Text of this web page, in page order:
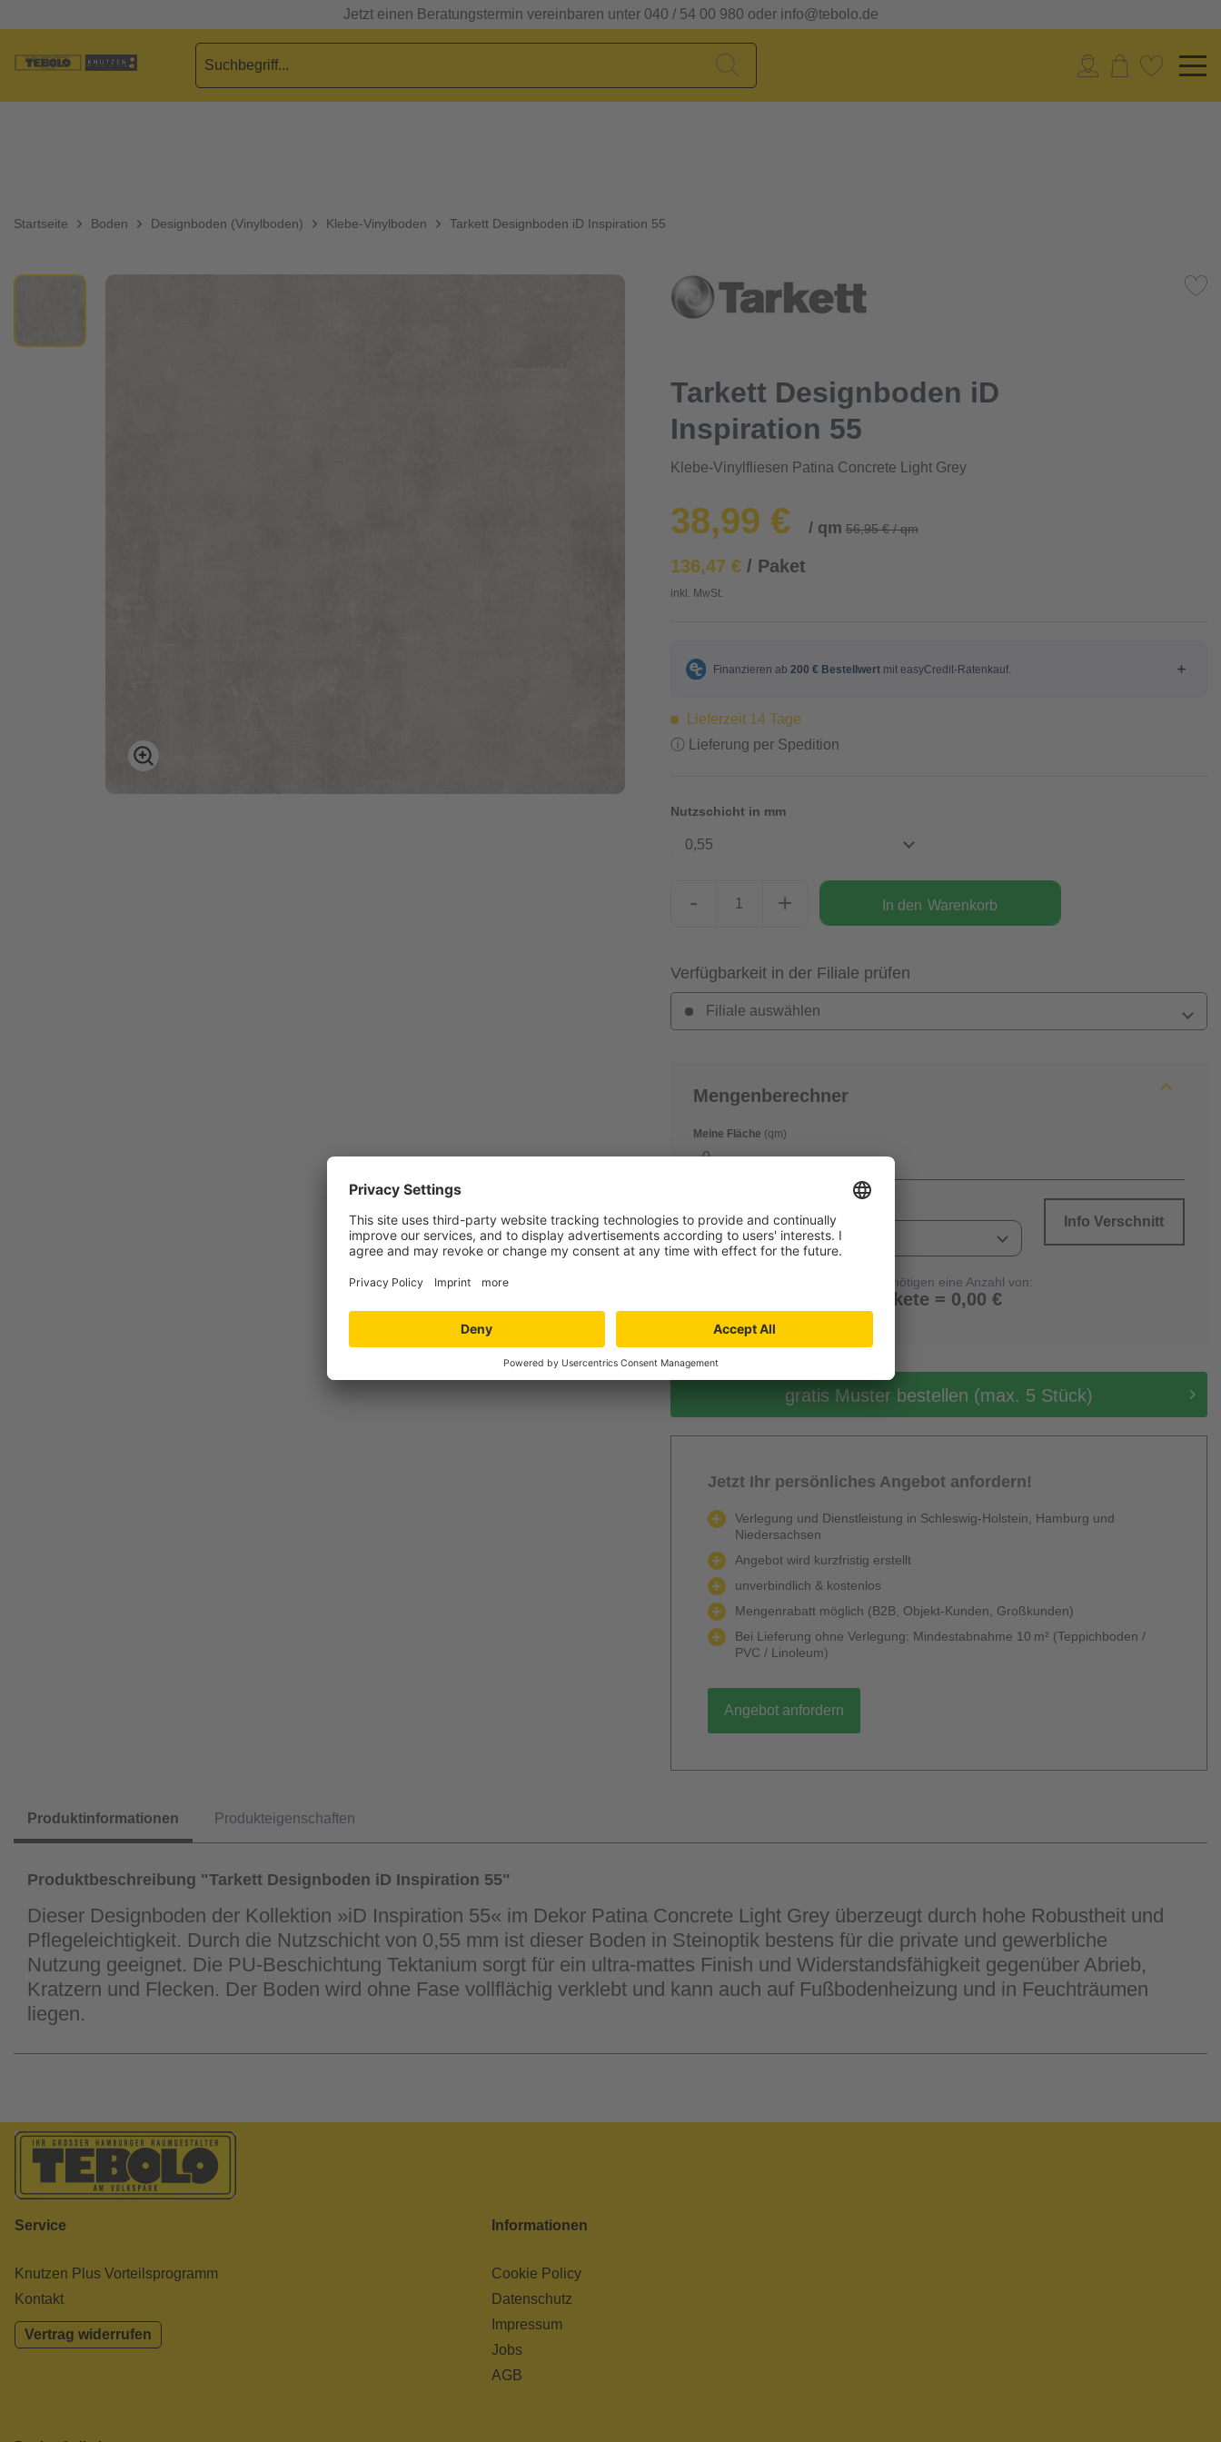
Jetzt einen Beratungstermin vereinbaren unter 040 / 54 00 980 oder info@tebolo.de
Startseite Boden Designboden (Vinylboden) Klebe-Vinylboden Tarkett Designboden iD Inspiration 55
Tarkett Designboden iD
Inspiration 55
Klebe-Vinylfliesen Patina Concrete Light Grey
38,99 € / qm 56,95 € / qm
136,47 €/ Paket
inkl. MwSt.
Lieferzeit 14 Tage
ⓘ Lieferung per Spedition
Nutzschicht in mm
0,55
- + In den Warenkorb
Verfügbarkeit in der Filiale prüfen
Filiale auswählen
Mengenberechner
Meine Fläche (qm)
0
Info Verschnitt
Sie benötigen eine Anzahl von:
0 Pakete = 0,00 €
gratis Muster bestellen (max. 5 Stück)
Jetzt Ihr persönliches Angebot anfordern!
Verlegung und Dienstleistung in Schleswig-Holstein, Hamburg und
Niedersachsen
Angebot wird kurzfristig erstellt
unverbindlich & kostenlos
Mengenrabatt möglich (B2B, Objekt-Kunden, Großkunden)
Bei Lieferung ohne Verlegung: Mindestabnahme 10 m² (Teppichboden /
PVC / Linoleum)
Angebot anfordern
Produktinformationen Produkteigenschaften
Produktbeschreibung "Tarkett Designboden iD Inspiration 55"
Dieser Designboden der Kollektion »iD Inspiration 55« im Dekor Patina Concrete Light Grey überzeugt durch hohe Robustheit und
Pflegeleichtigkeit. Durch die Nutzschicht von 0,55 mm ist dieser Boden in Steinoptik bestens für die private und gewerbliche
Nutzung geeignet. Die PU-Beschichtung Tektanium sorgt für ein ultra-mattes Finish und Widerstandsfähigkeit gegenüber Abrieb,
Kratzern und Flecken. Der Boden wird ohne Fase vollflächig verklebt und kann auch auf Fußbodenheizung und in Feuchträumen
liegen.
Service
Knutzen Plus Vorteilsprogramm
Kontakt
Vertrag widerrufen
Informationen
Cookie Policy
Datenschutz
Impressum
Jobs
AGB